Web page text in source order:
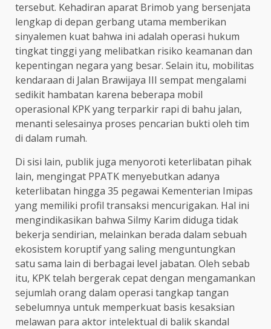
tersebut. Kehadiran aparat Brimob yang bersenjata
lengkap di depan gerbang utama memberikan
sinyalemen kuat bahwa ini adalah operasi hukum
tingkat tinggi yang melibatkan risiko keamanan dan
kepentingan negara yang besar. Selain itu, mobilitas
kendaraan di Jalan Brawijaya III sempat mengalami
sedikit hambatan karena beberapa mobil
operasional KPK yang terparkir rapi di bahu jalan,
menanti selesainya proses pencarian bukti oleh tim
di dalam rumah.
Di sisi lain, publik juga menyoroti keterlibatan pihak
lain, mengingat PPATK menyebutkan adanya
keterlibatan hingga 35 pegawai Kementerian Imipas
yang memiliki profil transaksi mencurigakan. Hal ini
mengindikasikan bahwa Silmy Karim diduga tidak
bekerja sendirian, melainkan berada dalam sebuah
ekosistem koruptif yang saling menguntungkan
satu sama lain di berbagai level jabatan. Oleh sebab
itu, KPK telah bergerak cepat dengan mengamankan
sejumlah orang dalam operasi tangkap tangan
sebelumnya untuk memperkuat basis kesaksian
melawan para aktor intelektual di balik skandal